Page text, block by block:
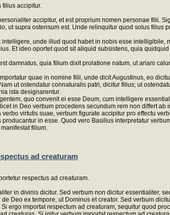
accipitur.
accipitur, et est proprium nomen personae filii.
ut supra ostensum est. Unde relinquitur quod solus filius
unde illud quod habet in nobis esse
Et ideo oportet quod sit aliquid subsistens, quia
damnatus, quia filium dixit prolatione natum, ut ariani
quae in nomine filii, unde dicit Augustinus, eo
ut ostendatur connaturalis patri, dicitur filius; ut
ista designarentur.
quo convenit ei esse Deum, cum intelligere
in Deo verbum procedens secundum rem non differt
virtutis suae, verbum figurate accipitur pro effectu
in esse. Quod vero Basilius interpretatur
filium.
ad creaturam
respectus ad creaturam.
in divinis dicitur. Sed verbum non dicitur essentialiter,
Deo ex tempore, ut Dominus et creator. Sed verbum
ergo importat respectum ad creaturam, sequitur quod